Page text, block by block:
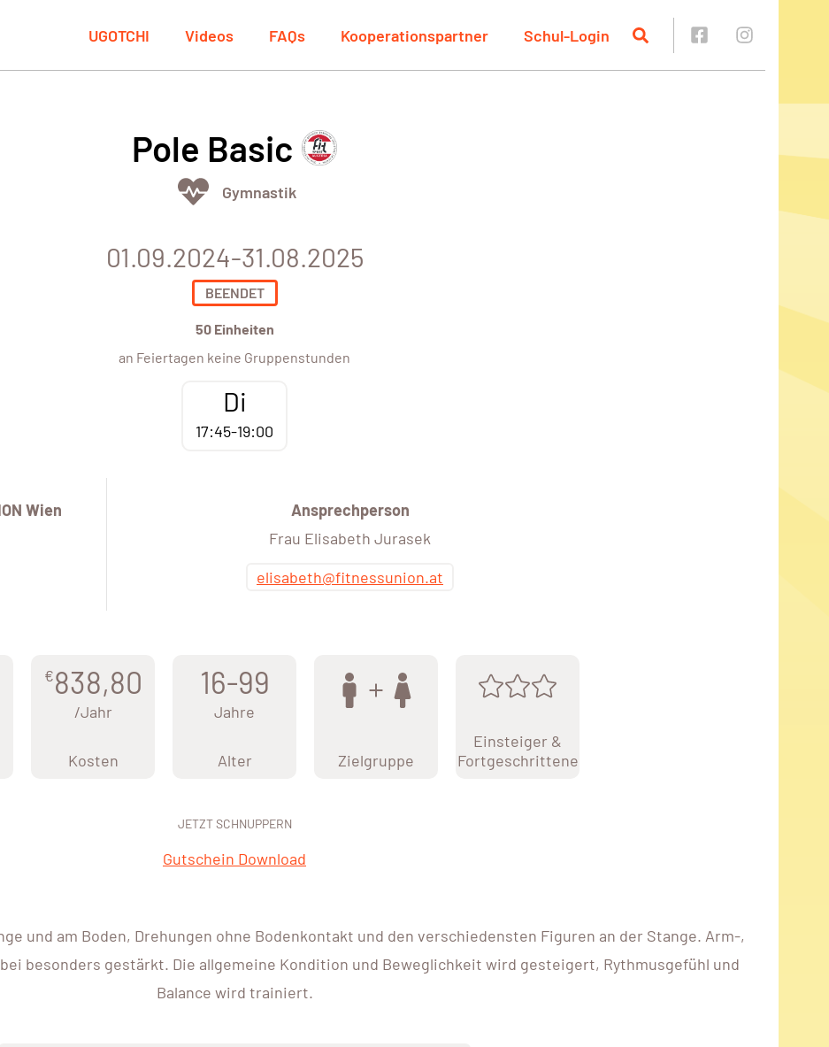
UGOTCHI Videos FAQs Kooperationspartner Schul-Login
Pole Basic
Gymnastik
01.09.2024-31.08.2025
BEENDET
50 Einheiten
an Feiertagen keine Gruppenstunden
Di
17:45-19:00
Wien
Ansprechperson
Frau Elisabeth Jurasek
elisabeth@fitnessunion.at
€838,80
/Jahr
Kosten
16-99
Jahre
Alter Zielgruppe
Einsteiger &
Fortgeschrittene
JETZT SCHNUPPERN
Gutschein Download
und am Boden, Drehungen ohne Bodenkontakt und den verschiedensten Figuren an der Stange. Arm-,
besonders gestärkt. Die allgemeine Kondition und Beweglichkeit wird gesteigert, Rythmusgefühl und
Balance wird trainiert.